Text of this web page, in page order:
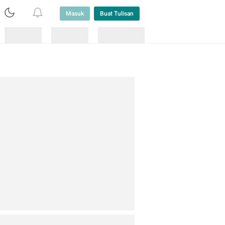
Masuk Buat Tulisan